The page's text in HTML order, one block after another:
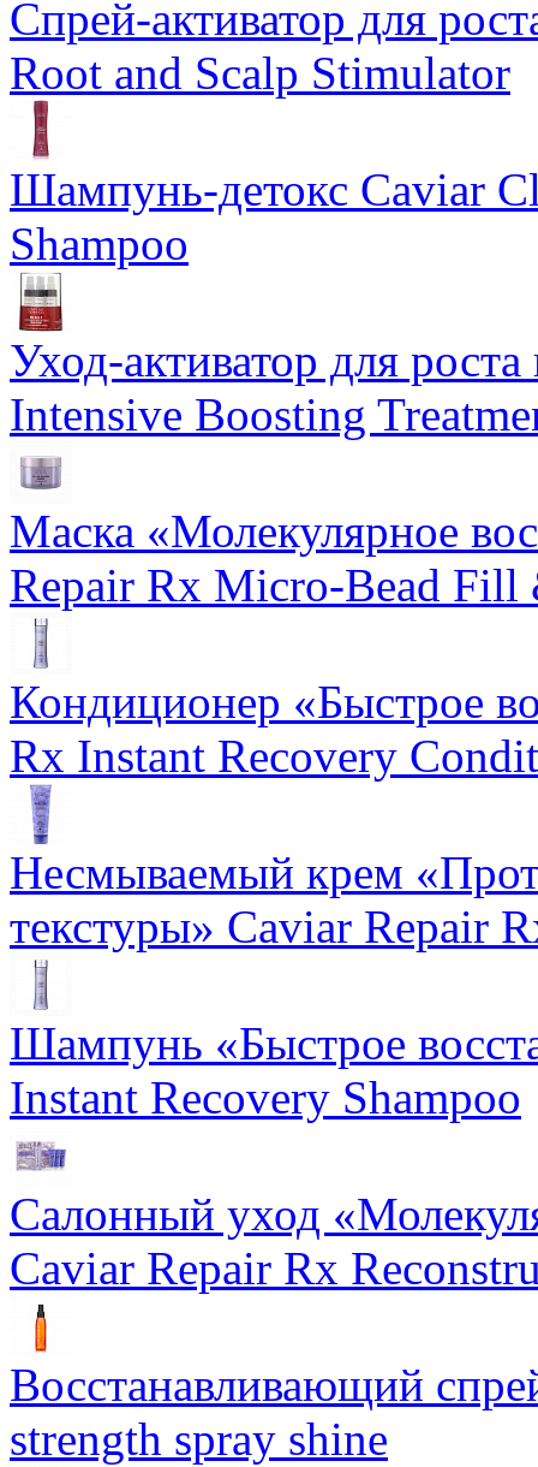
Спрей-активатор для
Root and Scalp Stimulator
Шампунь-детокс Caviar
Shampoo
Уход-активатор для
Intensive Boosting
Маска «Молекулярное
Repair Rx Micro-Bead Fill
Кондиционер «Быстрое
Rx Instant Recovery
Несмываемый крем
текстуры» Caviar Repair
Шампунь «Быстрое
Instant Recovery Shampoo
Салонный уход
Caviar Repair Rx
Восстанавливающий
strength spray shine